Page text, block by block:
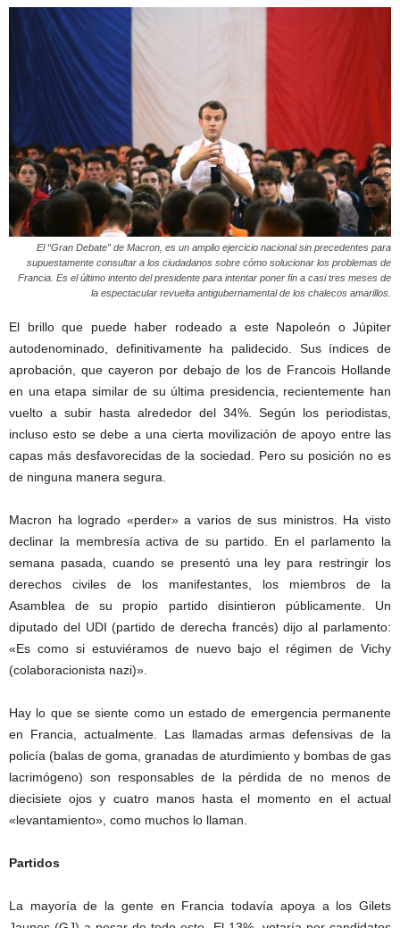
El “Gran Debate” de Macron, es un amplio ejercicio nacional sin precedentes para
supuestamente consultar a los ciudadanos sobre cómo solucionar los problemas de
Francia. Es el último intento del presidente para intentar poner fin a casi tres meses de
la espectacular revuelta antigubernamental de los chalecos amarillos.
El brillo que puede haber rodeado a este Napoleón o Júpiter
autodenominado, definitivamente ha palidecido. Sus índices de
aprobación, que cayeron por debajo de los de Francois Hollande
en una etapa similar de su última presidencia, recientemente han
vuelto a subir hasta alrededor del 34%. Según los periodistas,
incluso esto se debe a una cierta movilización de apoyo entre las
capas más desfavorecidas de la sociedad. Pero su posición no es
de ninguna manera segura.
Macron ha logrado «perder» a varios de sus ministros. Ha visto
declinar la membresía activa de su partido. En el parlamento la
semana pasada, cuando se presentó una ley para restringir los
derechos civiles de los manifestantes, los miembros de la
Asamblea de su propio partido disintieron públicamente. Un
diputado del UDI (partido de derecha francés) dijo al parlamento:
«Es como si estuviéramos de nuevo bajo el régimen de Vichy
(colaboracionista nazi)».
Hay lo que se siente como un estado de emergencia permanente
en Francia, actualmente. Las llamadas armas defensivas de la
policía (balas de goma, granadas de aturdimiento y bombas de gas
lacrimógeno) son responsables de la pérdida de no menos de
diecisiete ojos y cuatro manos hasta el momento en el actual
«levantamiento», como muchos lo llaman.
Partidos
La mayoría de la gente en Francia todavía apoya a los Gilets